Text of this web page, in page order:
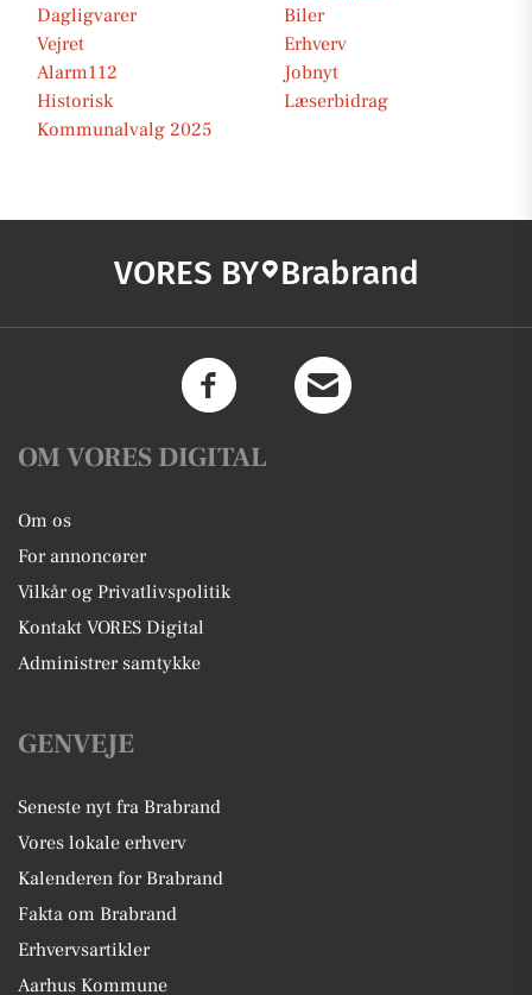
Dagligvarer
Biler
Vejret
Erhverv
Alarm112
Jobnyt
Historisk
Læserbidrag
Kommunalvalg 2025
VORES BY Brabrand
OM VORES DIGITAL
Om os
For annoncører
Vilkår og Privatlivspolitik
Kontakt VORES Digital
Administrer samtykke
GENVEJE
Seneste nyt fra Brabrand
Vores lokale erhverv
Kalenderen for Brabrand
Fakta om Brabrand
Erhvervsartikler
Aarhus Kommune